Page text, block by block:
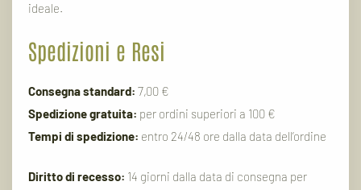
ideale.
Spedizioni e Resi
Consegna standard: 7,00 €
Spedizione gratuita: per ordini superiori a 100 €
Tempi di spedizione: entro 24/48 ore dalla data dell’ordine
Diritto di recesso: 14 giorni dalla data di consegna per